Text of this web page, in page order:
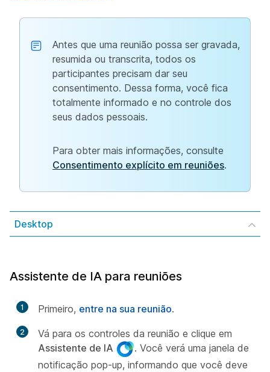
Antes que uma reunião possa ser gravada,
resumida ou transcrita, todos os
participantes precisam dar seu
consentimento. Dessa forma, você fica
totalmente informado e no controle dos
seus dados pessoais.
Para obter mais informações, consulte
Consentimento explícito em reuniões.
Desktop
Assistente de IA para reuniões
1 Primeiro, entre na sua reunião.
2
Vá para os controles da reunião e clique em
Assistente de IA
. Você verá uma janela de
notificação pop-up, informando que você deve